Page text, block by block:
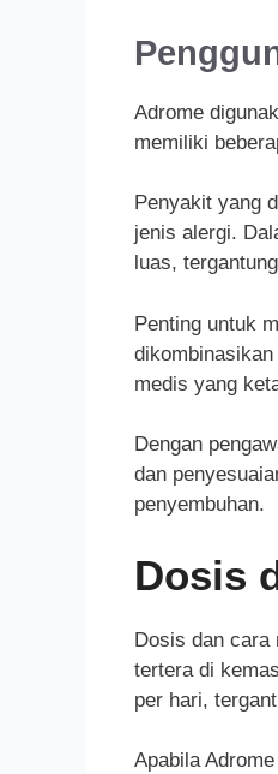
Adrome
memiliki
Penyakit yang
jenis alergi.
luas,
Penting untuk
medis yang
Dengan
dan
penyembuhan.
Dosis
Dosis dan cara
tertera di
per hari,
Apabila